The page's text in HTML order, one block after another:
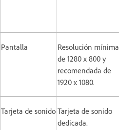
Pantalla
Resolución mínima
de 1280 x 800 y
recomendada de
1920 x 1080.
Tarjeta de sonido Tarjeta de sonido
dedicada.